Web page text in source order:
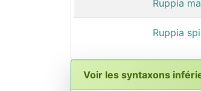
Ruppia
Ruppia
Voir les syntaxons